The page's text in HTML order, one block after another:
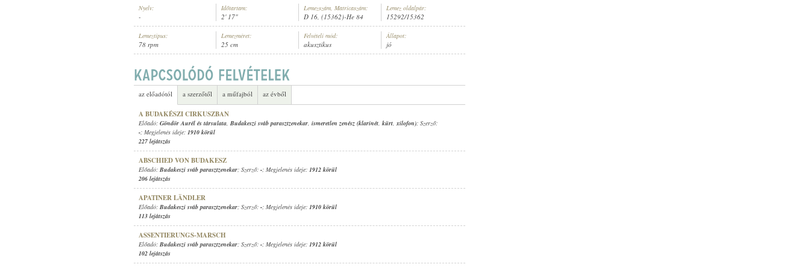
BUDAKESZI SVÁB PARASZTZENEKAR
Nyelv:
-
Időtartam:
2' 17"
Lemezszám, Matricaszám:
D 16, (15362)-He 84
Lemez oldalpár:
15292/15362
Lemeztípus:
78 rpm
Lemezméret:
25 cm
Felvételi mód:
akusztikus
Állapot:
jó
az előadótól a szerzőtől a műfajból az évből
A BUDAKÉSZI CIRKUSZBAN
Előadó: Göndör Aurél és társulata, Budakeszi sváb parasztzenekar, ismeretlen zenész (klarinét, kürt,xilofon); Szerző:
-; Megjelenés ideje: 1910 körül
227 lejátszás
ABSCHIED VON BUDAKESZ
Előadó: Budakeszi sváb parasztzenekar; Szerző: -; Megjelenés ideje: 1912 körül
206 lejátszás
APATINER LÄNDLER
Előadó: Budakeszi sváb parasztzenekar; Szerző: -; Megjelenés ideje: 1910 körül
113 lejátszás
ASSENTIERUNGS-MARSCH
Előadó: Budakeszi sváb parasztzenekar; Szerző: -; Megjelenés ideje: 1912 körül
102 lejátszás